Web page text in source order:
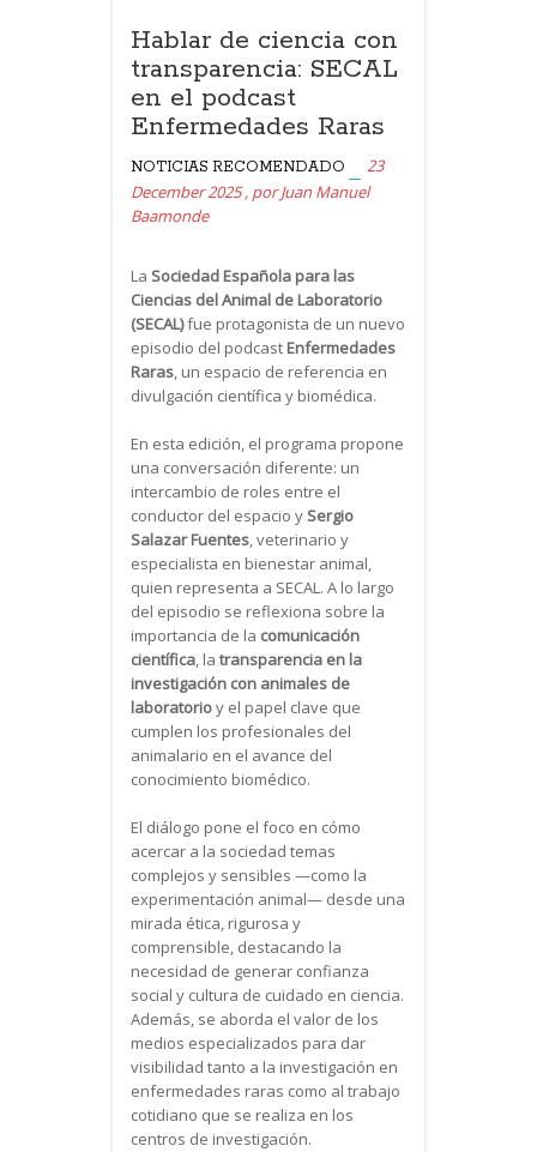
Hablar de ciencia con
transparencia: SECAL
en el podcast
Enfermedades Raras
NOTICIAS RECOMENDADO
23
December 2025 , porJuan Manuel
Baamonde
La Sociedad Española para las
Ciencias del Animal de Laboratorio
(SECAL)fue protagonista de un nuevo
episodio del podcast Enfermedades
Raras, un espacio de referencia en
divulgación científica y biomédica.
En esta edición, el programa propone
una conversación diferente: un
intercambio de roles entre el
conductor del espacio y Sergio
Salazar Fuentes, veterinario y
especialista en bienestar animal,
quien representa a SECAL. A lo largo
del episodio se reflexiona sobre la
importancia de la comunicación
científica, la transparencia en la
investigación con animales de
laboratorioy el papel clave que
cumplen los profesionales del
animalario en el avance del
conocimiento biomédico.
El diálogo pone el foco en cómo
acercar a la sociedad temas
complejos y sensibles —como la
experimentación animal— desde una
mirada ética, rigurosa y
comprensible, destacando la
necesidad de generar confianza
social y cultura de cuidado en ciencia.
Además, se aborda el valor de los
medios especializados para dar
visibilidad tanto a la investigación en
enfermedades raras como al trabajo
cotidiano que se realiza en los
centros de investigación.